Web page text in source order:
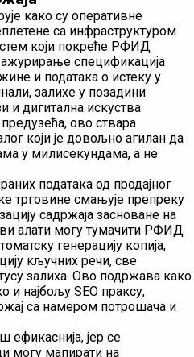
како су оперативне
са инфраструктуром
који покреће РФИД
спецификација
и података о истеку у
залихе у позадини
и дигитална искуства
ово ствара
који је довољно агилан да
у милисекундама, а не
података од продајног
трговине смањује препреку
садржаја засноване на
алати могу тумачити РФИД
генерацију копија,
кључних речи, све
залиха. Ово подржава како
и најбољу SEO праксу,
са намером потрошача и
ефикаснија, јер се
могу мапирати на